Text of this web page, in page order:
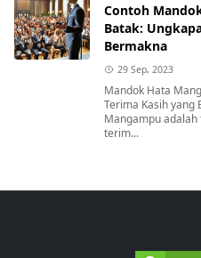
Contoh
Batak:
Bermakna
29 Sep, 2023
Mandok Hata
Terima Kasih yang
Mangampu
terim...